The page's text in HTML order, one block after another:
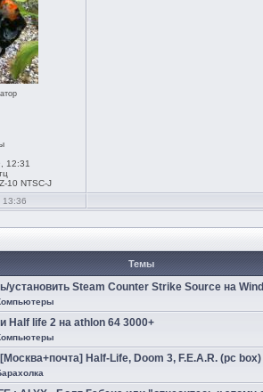
12:31
10 NTSC-J
13:36
Темы
установить Steam Counter Strike Source на
Half life 2 на athlon 64 3000+
Half-Life, Doom 3, F.E.A.R. (pc box)